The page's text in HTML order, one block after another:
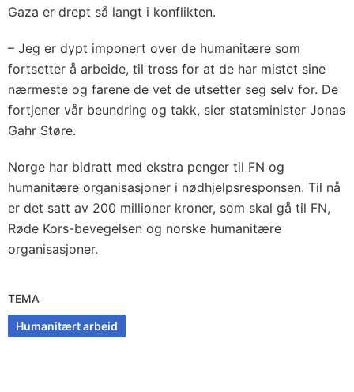
Gaza er drept så langt i konflikten.
– Jeg er dypt imponert over de humanitære som
fortsetter å arbeide, til tross for at de har mistet sine
nærmeste og farene de vet de utsetter seg selv for. De
fortjener vår beundring og takk, sier statsminister Jonas
Gahr Støre.
Norge har bidratt med ekstra penger til FN og
humanitære organisasjoner i nødhjelpsresponsen. Til nå
er det satt av 200 millioner kroner, som skal gå til FN,
Røde Kors-bevegelsen og norske humanitære
organisasjoner.
TEMA
Humanitært arbeid